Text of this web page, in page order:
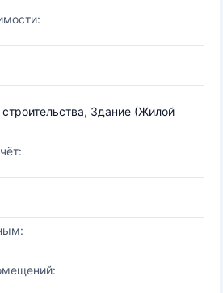
Здание (Жилой